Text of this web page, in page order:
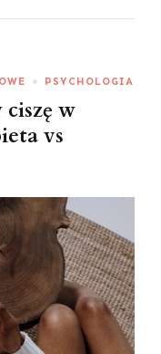
PSYCHOLOGIA
w
vs